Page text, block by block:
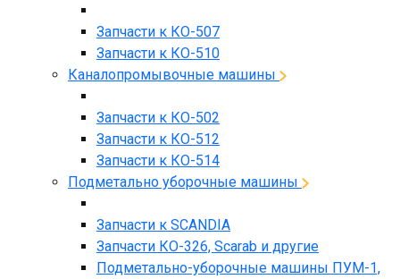
Запчасти к КО-507
Запчасти к КО-510
Каналопромывочные машины
Запчасти к КО-502
Запчасти к КО-512
Запчасти к КО-514
Подметально уборочные машины
Запчасти к SCANDIA
Запчасти КО-326, Scarab и другие
Подметально-уборочные машины ПУМ-1,